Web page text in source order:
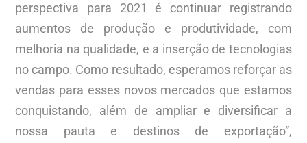
perspectiva para 2021 é continuar registrando
aumentos de produção e produtividade, com
melhoria na qualidade, e a inserção de tecnologias
no campo. Como resultado, esperamos reforçar as
vendas para esses novos mercados que estamos
conquistando, além de ampliar e diversificar a
nossa pauta e destinos de exportação”,